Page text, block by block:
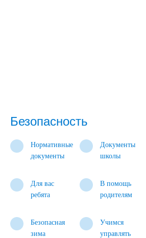
Безопасность
Нормативные
документы
Документы
школы
Для вас
ребята
В помощь
родителям
Безопасная
зима
Учимся
управлять